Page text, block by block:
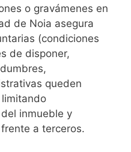
o gravámenes en
de Noia asegura
(condiciones
de disponer,
queden
inmueble y
a terceros.